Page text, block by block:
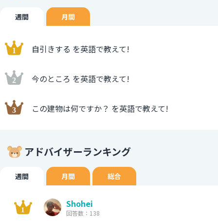
週間 月間
自引きする を英語で教えて!
今のところ を英語で教えて!
この建物は何ですか？ を英語で教えて!
アドバイザーランキング
週間 月間 総合
Shohei
回答数：138